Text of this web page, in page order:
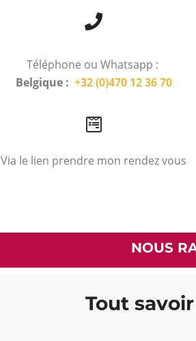
Téléphone ou Whatsapp :
Belgique : +32 (0)470 12 36 70
Via le lien prendre mon rendez vous
NOUS
Tout